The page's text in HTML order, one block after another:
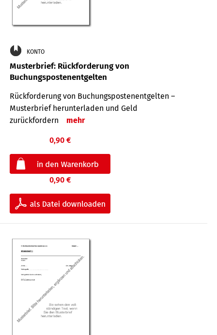
KONTO
Musterbrief: Rückforderung von
Buchungspostenentgelten
Rückforderung von Buchungspostenentgelten –
Musterbrief herunterladen und Geld
zurückfordern
mehr
0,90 €
0,90 €